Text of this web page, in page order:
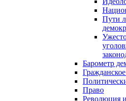
Пути
Барометр
Право
Революция